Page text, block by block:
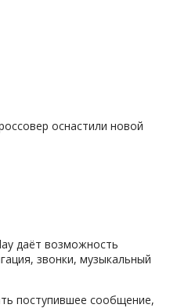
оснастили новой
даёт возможность
звонки, музыкальный
поступившее сообщение,